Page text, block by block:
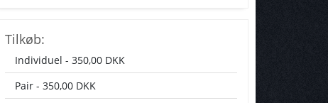
Tilkøb:
Individuel - 350,00 DKK
Pair - 350,00 DKK